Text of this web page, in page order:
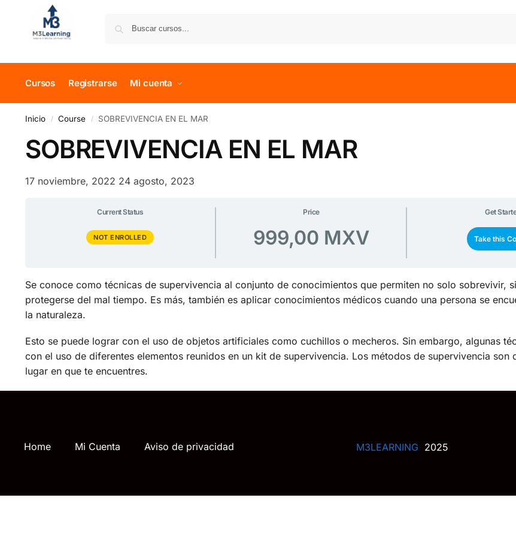
Cursos Registrarse Mi cuenta
Inicio / Course / SOBREVIVENCIA EN EL MAR
SOBREVIVENCIA EN EL MAR
17 noviembre, 2022 24 agosto, 2023
Current Status
NOT ENROLLED
Price
999,00 MXV
Get
Take this
Se conoce como técnicas de supervivencia al conjunto de conocimientos que permiten no solo sobrevivir,
protegerse del mal tiempo. Es más, también es aplicar conocimientos médicos cuando una persona se
la naturaleza.
Esto se puede lograr con el uso de objetos artificiales como cuchillos o mecheros. Sin embargo, algunas
con el uso de diferentes elementos reunidos en un kit de supervivencia. Los métodos de supervivencia son
lugar en que te encuentres.
Home Mi Cuenta Aviso de privacidad M3LEARNING 2025